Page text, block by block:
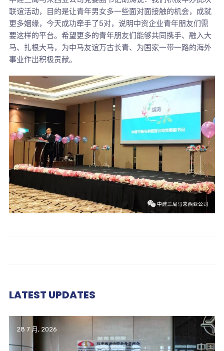
联谊活动，目的是让青年男女多一些面对面接触的机会，成就
更多姻缘，今天成功牵手了5对，说明中资企业青年朋友们需
要这样的平台。希望更多的青年朋友们能够共同携手、融入大
马、扎根大马，为中马友谊万古长青、为国家一带一路的海外
事业作出积极贡献。
LATEST UPDATES
28 7 月, 2026